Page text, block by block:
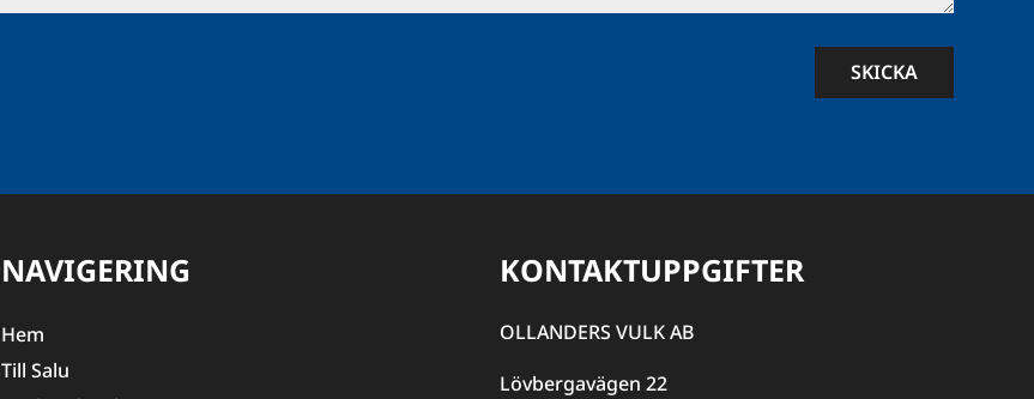
SKICKA
NAVIGERING
Hem
Till Salu
KONTAKTUPPGIFTER
OLLANDERS VULK AB
Lövbergavägen 22